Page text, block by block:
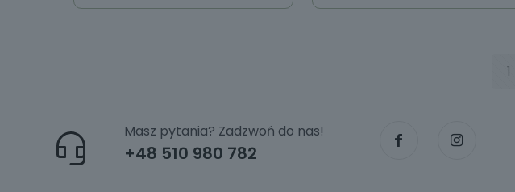
1
+48 510 980 782
Masz pytania? Zadzwoń do nas!